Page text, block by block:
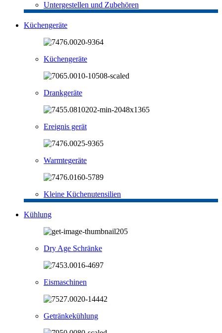
Untergestellen und Zubehören
Küchengeräte
Küchengeräte
Drankgeräte
Ereignis gerät
Warmtegeräte
Kleine Küchenutensilien
Kühlung
Dry Age Schränke
Eismaschinen
Getränkekühlung